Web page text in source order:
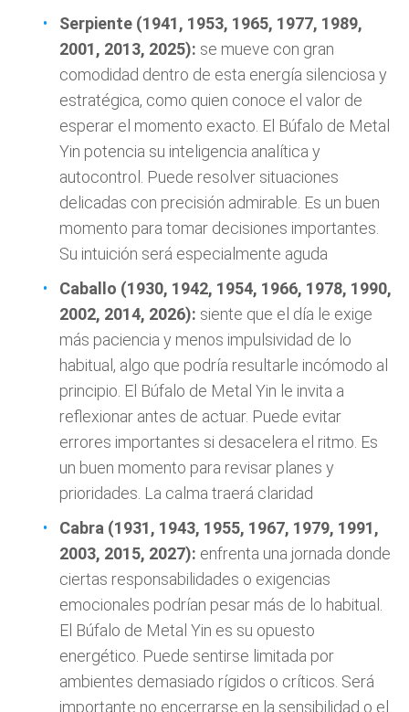
Serpiente (1941, 1953, 1965, 1977, 1989,
2001, 2013, 2025): se mueve con gran
comodidad dentro de esta energía silenciosa y
estratégica, como quien conoce el valor de
esperar el momento exacto. El Búfalo de Metal
Yin potencia su inteligencia analítica y
autocontrol. Puede resolver situaciones
delicadas con precisión admirable. Es un buen
momento para tomar decisiones importantes.
Su intuición será especialmente aguda
Caballo (1930, 1942, 1954, 1966, 1978, 1990,
2002, 2014, 2026): siente que el día le exige
más paciencia y menos impulsividad de lo
habitual, algo que podría resultarle incómodo al
principio. El Búfalo de Metal Yin le invita a
reflexionar antes de actuar. Puede evitar
errores importantes si desacelera el ritmo. Es
un buen momento para revisar planes y
prioridades. La calma traerá claridad
Cabra (1931, 1943, 1955, 1967, 1979, 1991,
2003, 2015, 2027): enfrenta una jornada donde
ciertas responsabilidades o exigencias
emocionales podrían pesar más de lo habitual.
El Búfalo de Metal Yin es su opuesto
energético. Puede sentirse limitada por
ambientes demasiado rígidos o críticos. Será
importante no encerrarse en la sensibilidad o el